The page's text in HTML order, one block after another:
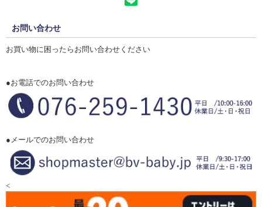
お問い合わせ
お買い物に困ったらお問い合わせください
●お電話でのお問い合わせ
●メールでのお問い合わせ
<